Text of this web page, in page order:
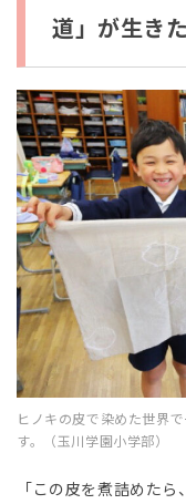
道」が生き
ヒノキの皮で染めた世界
す。（玉川学園小学部）
「この皮を煮詰めた